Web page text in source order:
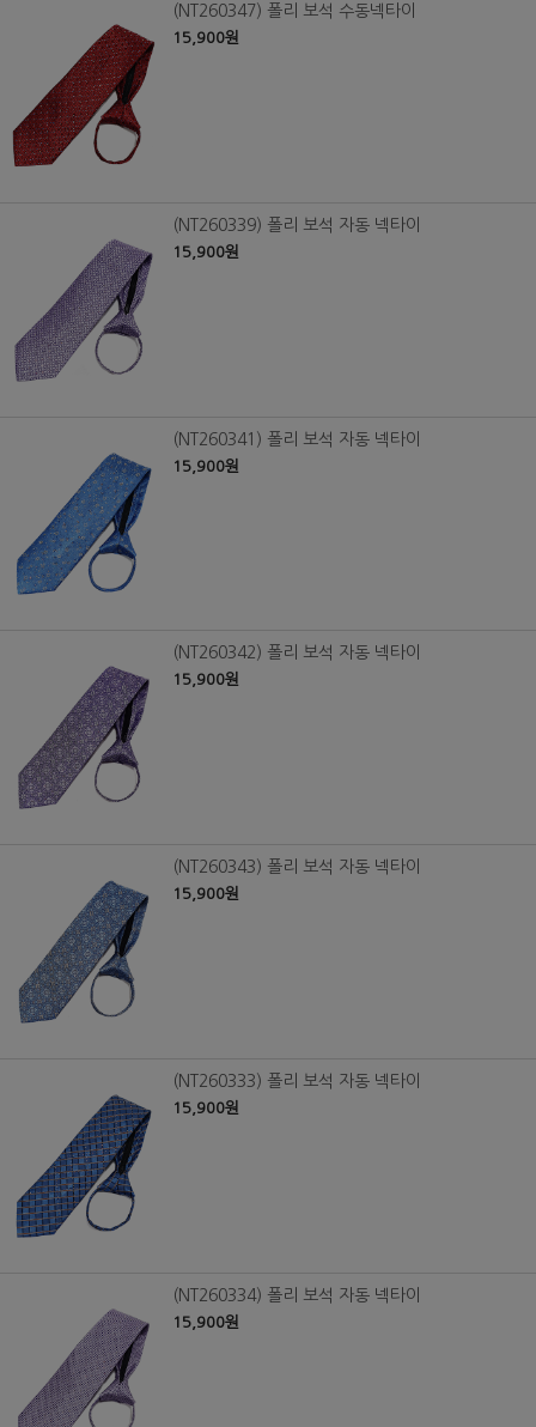
(NT260347) 폴리 보석 수동넥타이
15,900원
(NT260339) 폴리 보석 자동 넥타이
15,900원
(NT260341) 폴리 보석 자동 넥타이
15,900원
(NT260342) 폴리 보석 자동 넥타이
15,900원
(NT260343) 폴리 보석 자동 넥타이
15,900원
(NT260333) 폴리 보석 자동 넥타이
15,900원
(NT260334) 폴리 보석 자동 넥타이
15,900원